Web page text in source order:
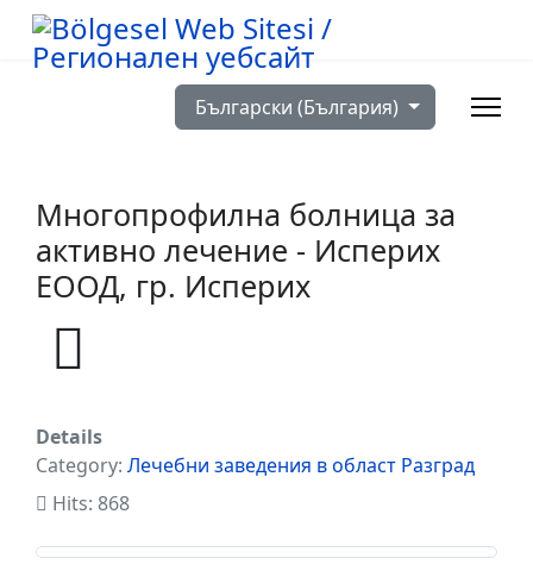
Изберете език
Български (България)
Многопрофилна болница за
активно лечение - Исперих
ЕООД, гр. Исперих
Details
Category: Лечебни заведения в област Разград
Hits: 868